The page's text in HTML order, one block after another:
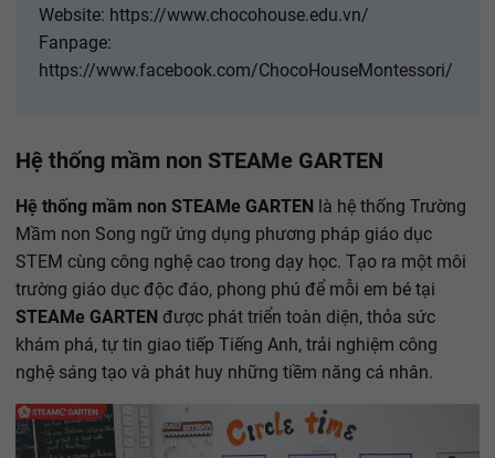
Website: https://www.chocohouse.edu.vn/
Fanpage:
https://www.facebook.com/ChocoHouseMontessori/
Hệ thống mầm non STEAMe GARTEN
Hệ thống mầm non STEAMe GARTEN
là hệ thống Trường
Mầm non Song ngữ ứng dụng phương pháp giáo dục
STEM cùng công nghệ cao trong dạy học. Tạo ra một môi
trường giáo dục độc đáo, phong phú để mỗi em bé tại
STEAMe GARTEN được phát triển toàn diện, thỏa sức
khám phá, tự tin giao tiếp Tiếng Anh, trải nghiệm công
nghệ sáng tạo và phát huy những tiềm năng cá nhân.